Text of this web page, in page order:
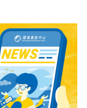
長薛瑞元說：「這個
會、衛福部、環保署
計算錯誤，記者會後
每月容許耐受量來計
鎘含量達0.4ppm的
食藥署仍強調，當初
用的標準；並強調去
的含量遠低於一般